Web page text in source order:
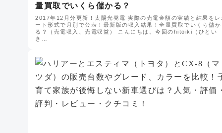
量買取でいくら儲かる？
2017年12月分更新！太陽光発電 実際の売電金額の実績と結果をレ
ート形式で月別で公表！最新版の収入結果！全量買取でいくら儲か
る？（売電収入、売電収益） こんにちは。今回のhitoiki（ひとい
き…